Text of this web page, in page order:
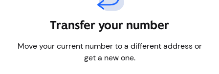
Transfiere tu número
Mueva su número actual a una dirección diferente u